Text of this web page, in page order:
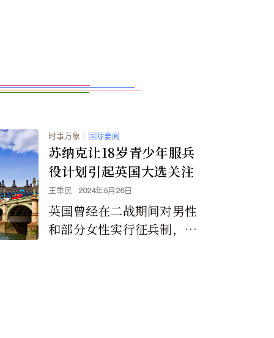
时事万象 国际要闻
苏纳克让18岁青少年服兵
役计划引起英国大选关注
王季民 2024年5月26日
英国曾经在二战期间对男性
和部分女性实行征兵制，并